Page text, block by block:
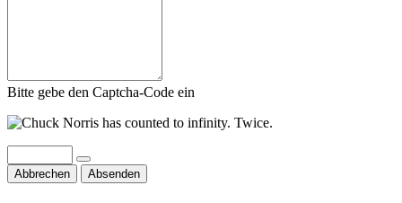
Bitte gebe den Captcha-Code ein
Abbrechen Absenden